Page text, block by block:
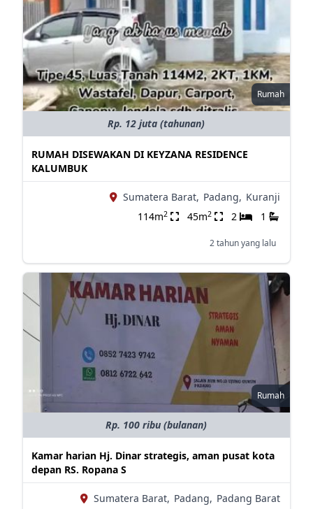
Rumah
Rp. 12 juta (tahunan)
RUMAH DISEWAKAN DI KEYZANA RESIDENCE
KALUMBUK
Sumatera Barat, Padang, Kuranji
114m2 45m2 2 1
2 tahun yang lalu
Rumah
Rp. 100 ribu (bulanan)
Kamar harian Hj. Dinar strategis, aman pusat kota
depan RS. Ropana S
Sumatera Barat, Padang, Padang Barat